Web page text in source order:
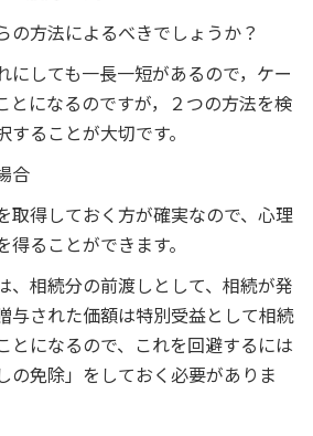
の方法によるべきでしょうか？
にしても一長一短があるので，ケー
とになるのですが，２つの方法を検
ることが大切です。
合
取得しておく方が確実なので、心理
ることができます。
、相続分の前渡しとして、相続が発
与された価額は特別受益として相続
とになるので、これを回避するには
の免除」をしておく必要がありま